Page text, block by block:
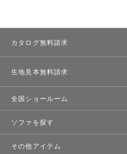
カタログ無料請求
生地見本無料請求
全国ショールーム
ソファを探す
その他アイテム